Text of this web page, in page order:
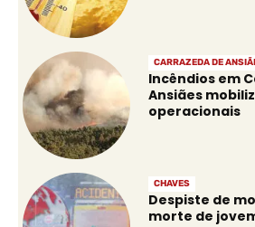
CARRAZEDA DE
Incêndios em
Ansiães
operacionais
CHAVES
Despiste de
morte de